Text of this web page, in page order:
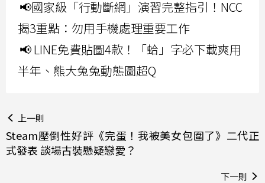
📢國家級「行動斷網」演習完整指引！NCC
揭3重點：勿用手機處理重要工作
📢 LINE免費貼圖4款！「蛤」字必下載爽用
半年、熊大兔兔動態圖超Q
上一則
Steam壓倒性好評《完蛋！我被美女包圍了》二代正
式發表 談場古裝懸疑戀愛？
下一則